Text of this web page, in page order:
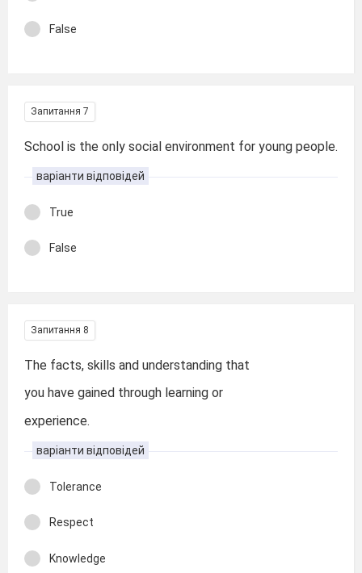
False
Запитання 7
School is the only social environment for young people.
варіанти відповідей
True
False
Запитання 8
The facts, skills and understanding that
you have gained through learning or
experience.
варіанти відповідей
Tolerance
Respect
Knowledge